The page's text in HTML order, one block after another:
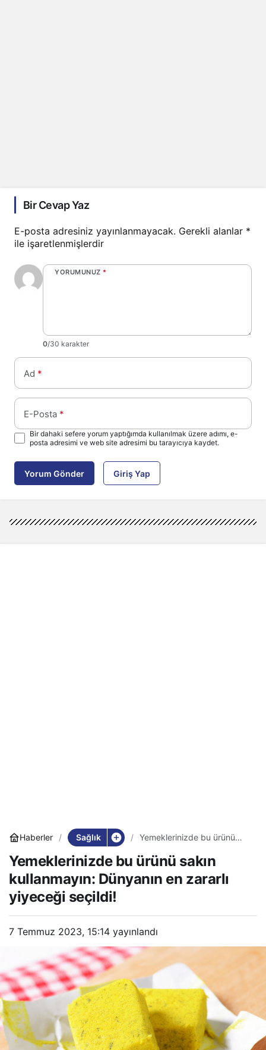
Bir Cevap Yaz
E-posta adresiniz yayınlanmayacak. Gerekli alanlar *
ile işaretlenmişlerdir
YORUMUNUZ *
0/30 karakter
Ad *
E-Posta *
Bir dahaki sefere yorum yaptığımda kullanılmak üzere adımı, e-
posta adresimi ve web site adresimi bu tarayıcıya kaydet.
Yorum Gönder Giriş Yap
Haberler Sağlık
Yemeklerinizde bu ürünü
en zararlı yiyeceği seçildi!
Yemeklerinizde bu ürünü sakın
kullanmayın: Dünyanın en zararlı
yiyeceği seçildi!
7 Temmuz 2023, 15:14 yayınlandı